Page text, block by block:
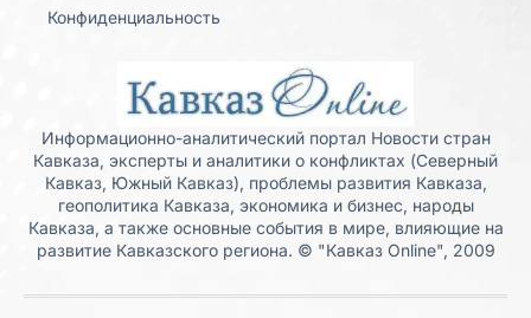
Конфиденциальность
Информационно-аналитический портал Новости стран
Кавказа, эксперты и аналитики о конфликтах (Северный
Кавказ, Южный Кавказ), проблемы развития Кавказа,
геополитика Кавказа, экономика и бизнес, народы
Кавказа, а также основные события в мире, влияющие на
развитие Кавказского региона. © "Кавказ Online", 2009